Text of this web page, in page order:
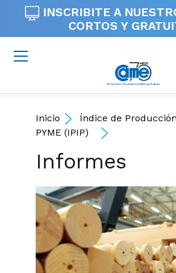
INSCRIBITE A
CORTOS Y
Inicio
Índice de
PYME (IPIP)
Informes